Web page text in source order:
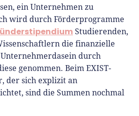
ein Unternehmen zu
wird durch Förderprogramme
Studierenden,
die finanzielle
durch
genommen. Beim EXIST-
der sich explizit an
sind die Summen nochmal